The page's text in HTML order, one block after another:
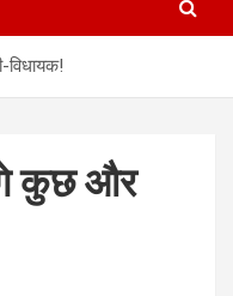
विधायक!
कुछ और